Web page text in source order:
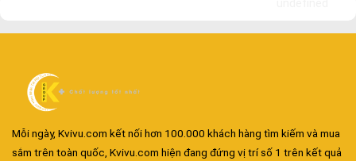
Mỗi ngày, Kvivu.com kết nối hơn 100.000 khách hàng tìm kiếm và mua
sắm trên toàn quốc, Kvivu.com hiện đang đứng vị trí số 1 trên kết quả